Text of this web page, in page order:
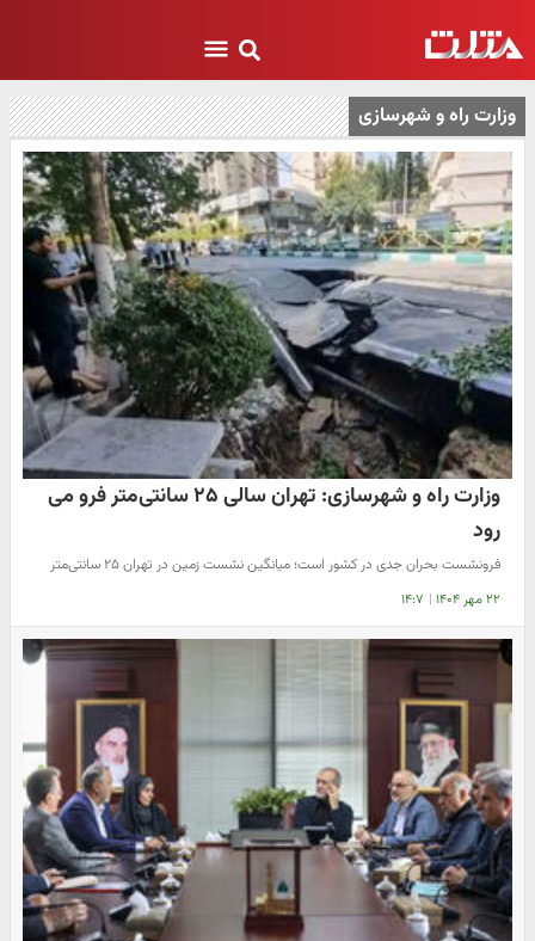
وزارت راه و شهرسازی
وزارت راه و شهرسازی: تهران سالی ۲۵ سانتی‌متر فرو می
رود
فرونشست بحران جدی در کشور است؛ میانگین نشست زمین در تهران ۲۵ سانتی‌متر
۲۲ مهر ۱۴۰۴ | ۱۴:۷